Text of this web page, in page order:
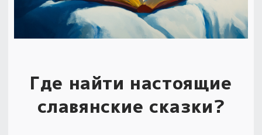
Где найти настоящие
славянские сказки?